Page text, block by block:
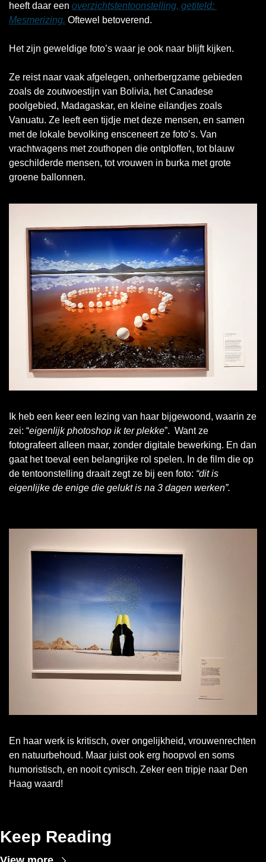
heeft daar een overzichtstentoonstelling, getiteld:
Mesmerizing. Oftewel betoverend.
Het zijn geweldige foto’s waar je ook naar blijft kijken.
Ze reist naar vaak afgelegen, onherbergzame gebieden
zoals de zoutwoestijn van Bolivia, het Canadese
poolgebied, Madagaskar, en kleine eilandjes zoals
Vanuatu. Ze leeft een tijdje met deze mensen, en samen
met de lokale bevolking ensceneert ze foto’s. Van
vrachtwagens met zouthopen die ontploffen, tot blauw
geschilderde mensen, tot vrouwen in burka met grote
groene ballonnen.
Ik heb een keer een lezing van haar bijgewoond, waarin ze
zei: “eigenlijk photoshop ik ter plekke”.  Want ze
fotografeert alleen maar, zonder digitale bewerking. En dan
gaat het toeval een belangrijke rol spelen. In de film die op
de tentoonstelling draait zegt ze bij een foto: “dit is
eigenlijke de enige die gelukt is na 3 dagen werken”.
En haar werk is kritisch, over ongelijkheid, vrouwenrechten
en natuurbehoud. Maar juist ook erg hoopvol en soms
humoristisch, en nooit cynisch. Zeker een tripje naar Den
Haag waard!
Keep Reading